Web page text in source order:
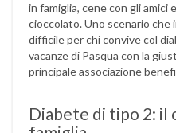
in famiglia, cene con gli
cioccolato. Uno scenario che
difficile per chi convive col
vacanze di Pasqua con la
principale associazione
Diabete di tipo 2: il